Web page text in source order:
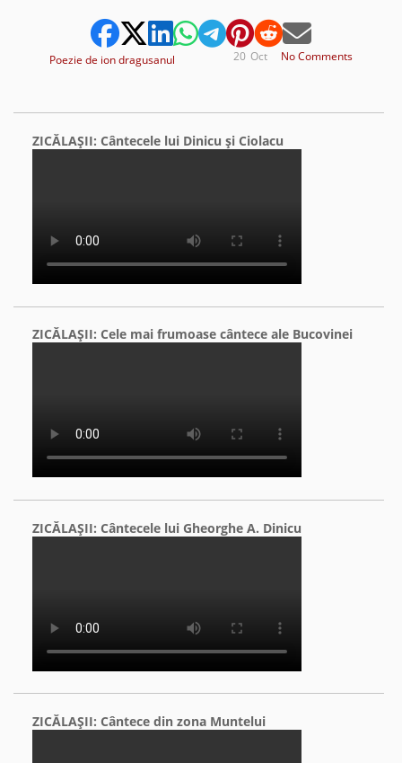
Poezie de ion dragusanul No Comments
Oct
20
ZICĂLAŞII: Cântecele lui Dinicu şi Ciolacu
ZICĂLAŞII: Cele mai frumoase cântece ale Bucovinei
ZICĂLAŞII: Cântecele lui Gheorghe A. Dinicu
ZICĂLAŞII: Cântece din zona Muntelui